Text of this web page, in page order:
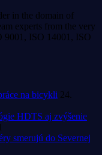
in the domain of
experts from the very
9001, ISO 14001, ISO
na bicykli 24.
HDTS aj zvýšenie
smerujú do Severnej